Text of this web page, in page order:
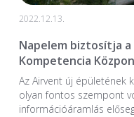
2022.12.13.
Napelem biztosítja
Kompetencia
Az Airvent új épületének
olyan fontos szempont
információáramlás